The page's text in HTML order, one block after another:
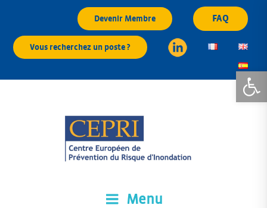
Ouvrir
contenu
principal
Devenir Membre FAQ
Vous recherchez un poste ?
Menu